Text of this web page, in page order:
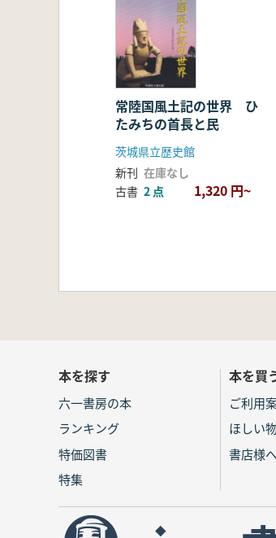
常陸国風土記の世界 ひ
たみちの首長と民
茨城県立歴史館
新刊 在庫なし
古書 2 点 1,320 円~
本を探す
六一書房の本
ランキング
特価図書
特集
本を買
ご利用
ほしい
書店様へ